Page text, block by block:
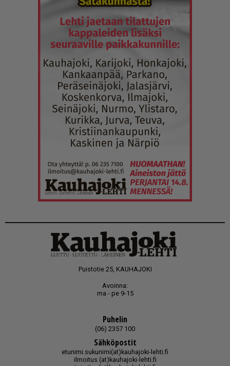
Puistotie 25, KAUHAJOKI
Avoinna:
ma - pe 9-15
Puhelin
(06) 2357 100
Sähköpostit
etunimi.sukunimi(at)kauhajoki-lehti.fi
ilmoitus (at)kauhajoki-lehti.fi